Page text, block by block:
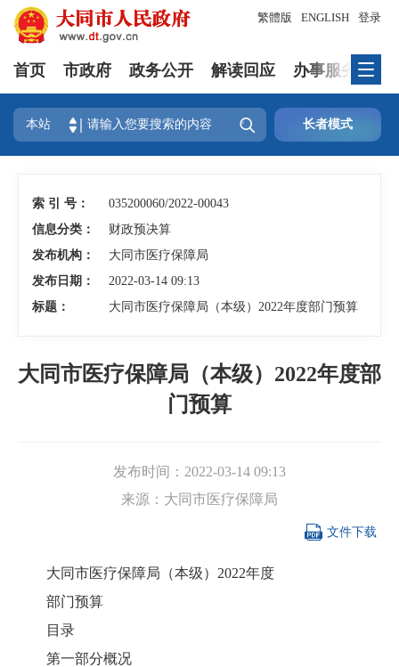
登录
繁體版 ENGLISH
首页 市政府 政务公开 解读回应 办事服务
本站  长者模式
索 引 号：
035200060/2022-00043
信息分类：
财政预决算
发布机构：
大同市医疗保障局
发布日期：
2022-03-14 09:13
标题：
大同市医疗保障局（本级）2022年度部门预算
大同市医疗保障局（本级）2022年度部
门预算
发布时间： 2022-03-14 09:13
来源： 大同市医疗保障局
 文件下载
大同市医疗保障局（本级）2022年度
部门预算
目录
第一部分概况